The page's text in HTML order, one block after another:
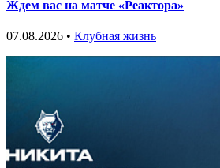
Ждем вас на матче «Реактора»
07.08.2026 • Клубная жизнь